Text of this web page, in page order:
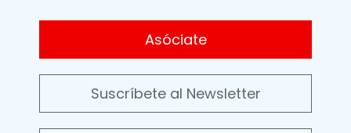
Asóciate
Suscríbete al Newsletter